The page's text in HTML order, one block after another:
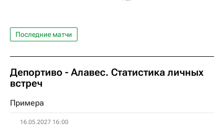
Последние матчи
Депортиво - Алавес. Статистика личных
встреч
Примера
16.05.2027 16:00